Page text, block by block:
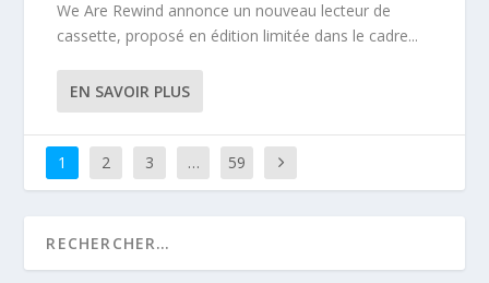
We Are Rewind annonce un nouveau lecteur de
cassette, proposé en édition limitée dans le cadre...
EN SAVOIR PLUS
1 2 3 … 59